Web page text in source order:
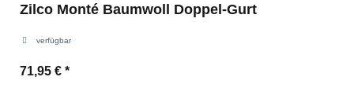
Zilco Monté Baumwoll Doppel-Gurt
verfügbar
71,95 € *